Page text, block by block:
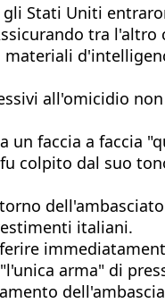
Stati Uniti
tra l'altro
all'omicidio
faccia a faccia
colpito dal suo
italiani.
arma" di